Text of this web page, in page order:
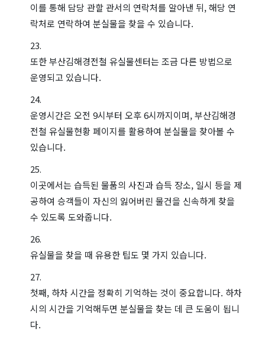
이를 통해 담당 관할 관서의 연락처를 알아낸 뒤, 해당 연
락처로 연락하여 분실물을 찾을 수 있습니다.
또한 부산김해경전철 유실물센터는 조금 다른 방법으로
운영되고 있습니다.
운영시간은 오전 9시부터 오후 6시까지이며, 부산김해경
전철 유실물현황 페이지를 활용하여 분실물을 찾아볼 수
있습니다.
이곳에서는 습득된 물품의 사진과 습득 장소, 일시 등을 제
공하여 승객들이 자신의 잃어버린 물건을 신속하게 찾을
수 있도록 도와줍니다.
유실물을 찾을 때 유용한 팁도 몇 가지 있습니다.
첫째, 하차 시간을 정확히 기억하는 것이 중요합니다. 하차
시의 시간을 기억해두면 분실물을 찾는 데 큰 도움이 됩니
다.